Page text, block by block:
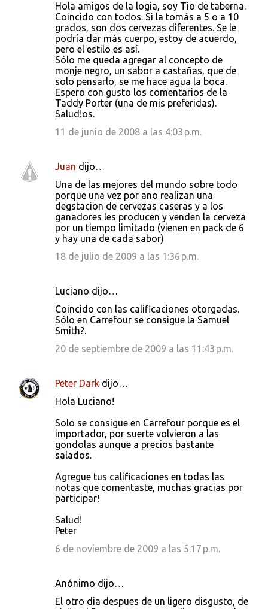
Hola amigos de la logia, soy Tio de taberna.
Coincido con todos. Si la tomás a 5 o a 10
grados, son dos cervezas diferentes. Se le
podría dar más cuerpo, estoy de acuerdo,
pero el estilo es así.
Sólo me queda agregar al concepto de
monje negro, un sabor a castañas, que de
solo pensarlo, se me hace agua la boca.
Espero con gusto los comentarios de la
Taddy Porter (una de mis preferidas).
Salud!os.
11 de junio de 2008 a las 4:03 p.m.
Juan dijo…
Una de las mejores del mundo sobre todo
porque una vez por ano realizan una
degstacion de cervezas caseras y a los
ganadores les producen y venden la cerveza
por un tiempo limitado (vienen en pack de 6
y hay una de cada sabor)
18 de julio de 2009 a las 1:36 p.m.
Luciano dijo…
Coincido con las calificaciones otorgadas.
Sólo en Carrefour se consigue la Samuel
Smith?.
20 de septiembre de 2009 a las 11:43 p.m.
Peter Dark dijo…
Hola Luciano!
Solo se consigue en Carrefour porque es el
importador, por suerte volvieron a las
gondolas aunque a precios bastante
salados.
Agregue tus calificaciones en todas las
notas que comentaste, muchas gracias por
participar!
Salud!
Peter
6 de noviembre de 2009 a las 5:17 p.m.
Anónimo dijo…
El otro dia despues de un ligero disgusto, de